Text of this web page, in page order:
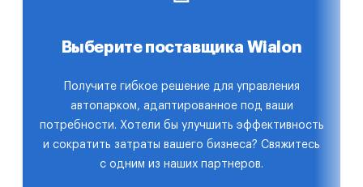
Выберите поставщика Wialon
Получите гибкое решение для управления
автопарком, адаптированное под ваши
потребности. Хотели бы улучшить эффективность
и сократить затраты вашего бизнеса? Свяжитесь
с одним из наших партнеров.